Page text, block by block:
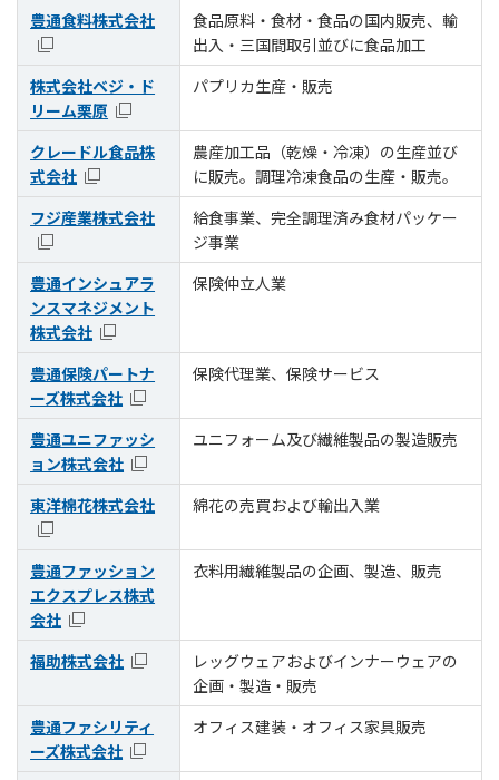
豊通食料株式会社
食品原料・食材・食品の国内販売、輸
出入・三国間取引並びに食品加工
株式会社ベジ・ド
リーム栗原
パプリカ生産・販売
クレードル食品株
式会社
農産加工品（乾燥・冷凍）の生産並び
に販売。調理冷凍食品の生産・販売。
フジ産業株式会社
給食事業、完全調理済み食材パッケー
ジ事業
豊通インシュアラ
ンスマネジメント
株式会社
保険仲立人業
豊通保険パートナ
ーズ株式会社
保険代理業、保険サービス
豊通ユニファッシ
ョン株式会社
ユニフォーム及び繊維製品の製造販売
東洋棉花株式会社 綿花の売買および輸出入業
豊通ファッション
エクスプレス株式
会社
衣料用繊維製品の企画、製造、販売
福助株式会社
レッグウェアおよびインナーウェアの
企画・製造・販売
豊通ファシリティ
ーズ株式会社
オフィス建装・オフィス家具販売